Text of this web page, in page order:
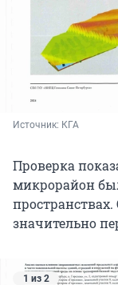
Источник: КГА
Проверка
микрорайон
значительно
1 из 2